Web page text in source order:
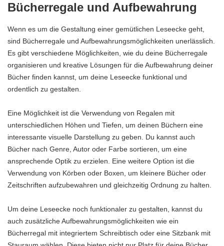
Bücherregale und Aufbewahrung
Wenn es um die Gestaltung einer gemütlichen Leseecke geht,
sind Bücherregale und Aufbewahrungsmöglichkeiten unerlässlich.
Es gibt verschiedene Möglichkeiten, wie du deine Bücherregale
organisieren und kreative Lösungen für die Aufbewahrung deiner
Bücher finden kannst, um deine Leseecke funktional und
ordentlich zu gestalten.
Eine Möglichkeit ist die Verwendung von Regalen mit
unterschiedlichen Höhen und Tiefen, um deinen Büchern eine
interessante visuelle Darstellung zu geben. Du kannst auch
Bücher nach Genre, Autor oder Farbe sortieren, um eine
ansprechende Optik zu erzielen. Eine weitere Option ist die
Verwendung von Körben oder Boxen, um kleinere Bücher oder
Zeitschriften aufzubewahren und gleichzeitig Ordnung zu halten.
Um deine Leseecke noch funktionaler zu gestalten, kannst du
auch zusätzliche Aufbewahrungsmöglichkeiten wie ein
Bücherregal mit integriertem Schreibtisch oder eine Sitzbank mit